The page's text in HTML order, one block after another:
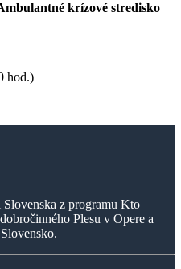
krízové stredisko
hod.)
z programu Kto
Plesu v Opere a